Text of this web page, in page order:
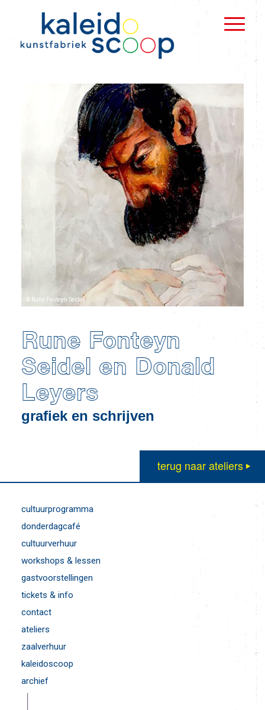
© Rune Fonteyn Seidel
Rune Fonteyn
Seidel en Donald
Leyers
grafiek en schrijven
terug naar ateliers
cultuurprogramma
donderdagcafé
cultuurverhuur
workshops & lessen
gastvoorstellingen
tickets & info
contact
ateliers
zaalverhuur
kaleidoscoop
archief